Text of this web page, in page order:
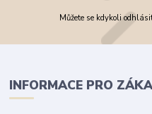
Můžete se kdykoli
INFORMACE PRO